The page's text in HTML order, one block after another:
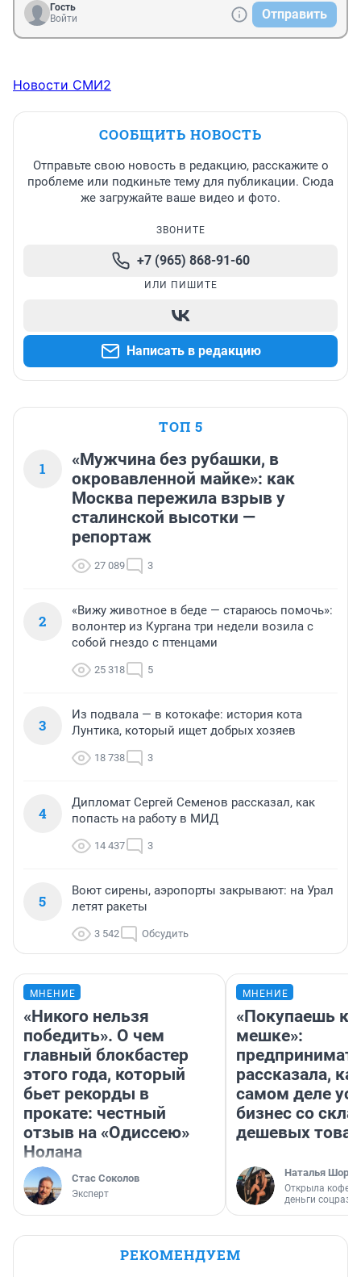
Гость
Войти
Отправить
Новости СМИ2
СООБЩИТЬ НОВОСТЬ
Отправьте свою новость в редакцию, расскажите о
проблеме или подкиньте тему для публикации. Сюда
же загружайте ваше видео и фото.
ЗВОНИТЕ
+7 (965) 868-91-60
ИЛИ ПИШИТЕ
Написать в редакцию
ТОП 5
1
«Мужчина без рубашки, в
окровавленной майке»: как
Москва пережила взрыв у
сталинской высотки —
репортаж
27 089 3
2
«Вижу животное в беде — стараюсь помочь»:
волонтер из Кургана три недели возила с
собой гнездо с птенцами
25 318 5
3
Из подвала — в котокафе: история кота
Лунтика, который ищет добрых хозяев
18 738 3
4
Дипломат Сергей Семенов рассказал, как
попасть на работу в МИД
14 437 3
5
Воют сирены, аэропорты закрывают: на Урал
летят ракеты
3 542 Обсудить
МНЕНИЕ
«Никого нельзя
победить». О чем
главный блокбастер
этого года, который
бьет рекорды в
прокате: честный
отзыв на «Одиссею»
Нолана
Стас Соколов
Эксперт
МНЕНИЕ
«Покупаешь
мешке»:
рассказала,
самом деле
бизнес со
дешевых
Наталья
Открыла
деньги
РЕКОМЕНДУЕМ